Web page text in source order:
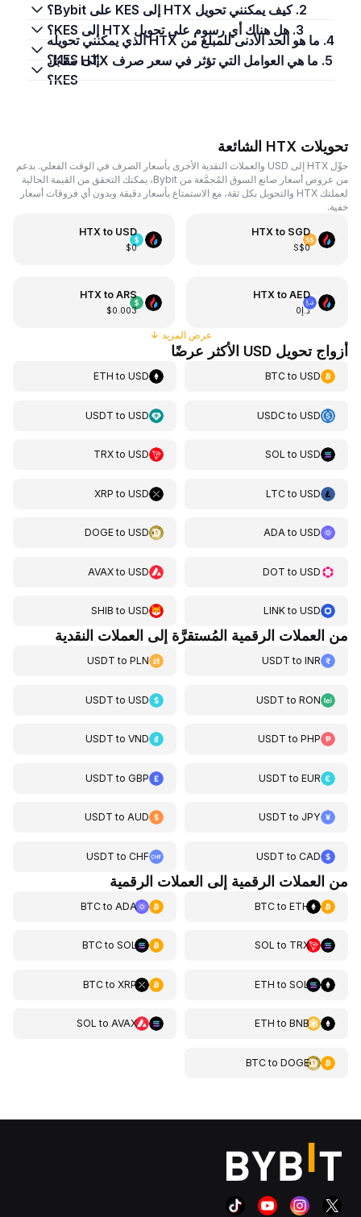
2. كيف يمكنني تحويل HTX إلى KES على Bybit؟
3. هل هناك أي رسوم على تحويل HTX إلى KES؟
4. ما هو الحد الأدنى للمبلغ من HTX الذي يمكنني تحويله
إلى KES؟ 5. ما هي العوامل التي تؤثر في سعر صرف HTX مقابل
KES؟
تحويلات HTX الشائعة
حوِّل HTX إلى USD والعملات النقدية الأخرى بأسعار الصرف في الوقت الفعلي. بدعم
من عروض أسعار صانع السوق المُجمَّعة من Bybit، يمكنك التحقق من القيمة الحالية
لعملتك HTX والتحويل بكل ثقة، مع الاستمتاع بأسعار دقيقة وبدون أي فروقات أسعار
خفية.
HTX to SGD
S$0
HTX to USD
$0
HTX toAED
د.إ0
HTX toARS
$0.003
عرض المزيد↓
أزواج تحويل USD الأكثر عرضًا
BTCtoUSD
ETH toUSD
USDCtoUSD
USDT toUSD
SOL toUSD
TRXtoUSD
LTCtoUSD
XRP toUSD
ADAtoUSD
DOGEtoUSD
DOT toUSD
AVAXtoUSD
LINKtoUSD
SHIB toUSD
من العملات الرقمية المُستقرَّة إلى العملات النقدية
USDT toINR
USDT toPLN
USDT toRON
USDT toUSD
USDT toPHP
USDT toVND
USDT toEUR
USDT toGBP
USDT toJPY
USDT toAUD
USDT toCAD
USDT toCHF
من العملات الرقمية إلى العملات الرقمية
BTCtoETH
BTCtoADA
SOL to TRX
BTCtoSOL
ETH toSOL
BTCtoXRP
ETH toBNB
SOL toAVAX
BTCtoDOGE